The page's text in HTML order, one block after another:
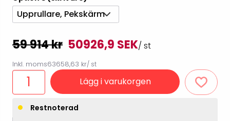
Upprullare, Pekskärm
59 914 kr 50926,9 SEK/ st
Inkl. moms63658,63 kr/ st
Lägg i varukorgen
Restnoterad